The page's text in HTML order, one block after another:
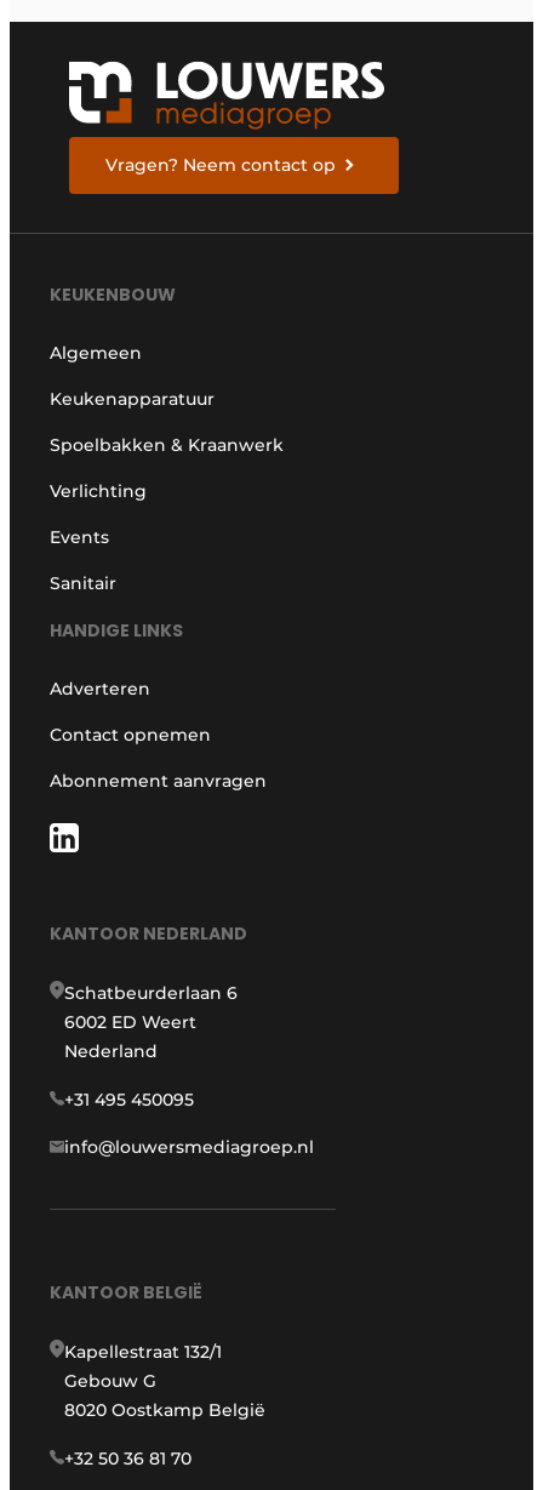
Vragen? Neem contact op
KEUKENBOUW
Algemeen
Keukenapparatuur
Spoelbakken & Kraanwerk
Verlichting
Events
Sanitair
HANDIGE LINKS
Adverteren
Contact opnemen
Abonnement aanvragen
KANTOOR NEDERLAND
Schatbeurderlaan 6
6002 ED Weert
Nederland
+31 495 450095
info@louwersmediagroep.nl
KANTOOR BELGIË
Kapellestraat 132/1
Gebouw G
8020 Oostkamp België
+32 50 36 81 70